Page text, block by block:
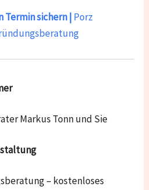
sichern | Porz
Markus Tonn und Sie
– kostenloses